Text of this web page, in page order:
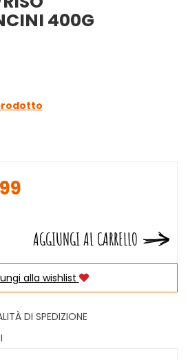
400G
AGGIUNGI AL CARRELLO
alla wishlist
DI SPEDIZIONE